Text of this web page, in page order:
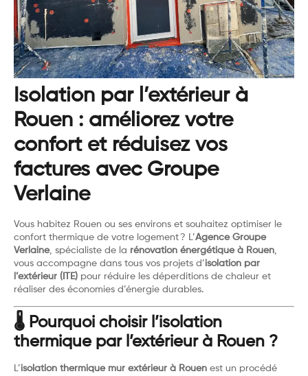
Isolation par l’extérieur à
Rouen : améliorez votre
confort et réduisez vos
factures avec Groupe
Verlaine
Vous habitez Rouen ou ses environs et souhaitez optimiser le
confort thermique de votre logement ? L’Agence Groupe
Verlaine, spécialiste de la rénovation énergétique à Rouen
vous accompagne dans tous vos projets d’isolation par
l’extérieur (ITE) pour réduire les déperditions de chaleur et
réaliser des économies d’énergie durables.
🌡️ Pourquoi choisir l’isolation
thermique par l’extérieur à Rouen ?
L’isolation thermique mur extérieur à Rouen est un procédé